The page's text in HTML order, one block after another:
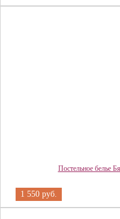
Постельное белье
1 550 руб.